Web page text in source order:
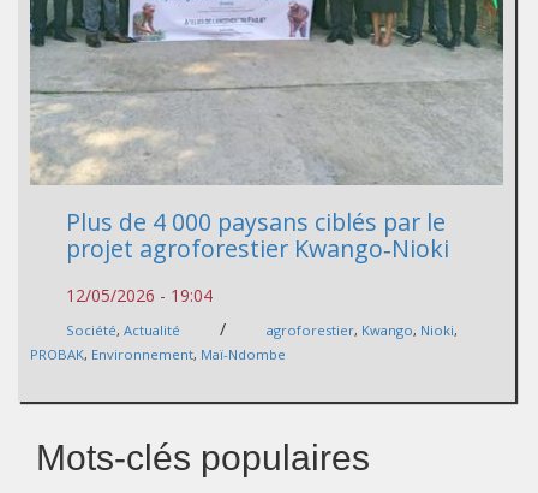
Plus de 4 000 paysans ciblés par le
projet agroforestier Kwango‑Nioki
12/05/2026 - 19:04
Société, Actualité / agroforestier, Kwango, Nioki,
PROBAK, Environnement, Maï-Ndombe
Mots-clés populaires